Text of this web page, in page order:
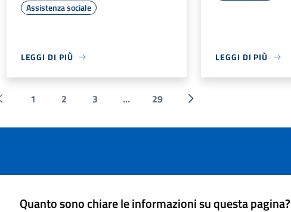
Assistenza sociale
LEGGI DI PIÙ LEGGI DI PIÙ
Pagina precedente
1 2 3 ... 29
Successiva »
Quanto sono chiare le informazioni su questa pagina?